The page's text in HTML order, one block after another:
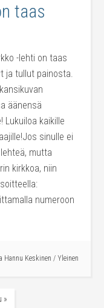
taas
-lehti on taas
ja tullut painosta.
äänensä
Lukuiloa kaikille
sinulle ei
mutta
kirkkoa, niin
numeroon
Hannu Keskinen / Yleinen
»